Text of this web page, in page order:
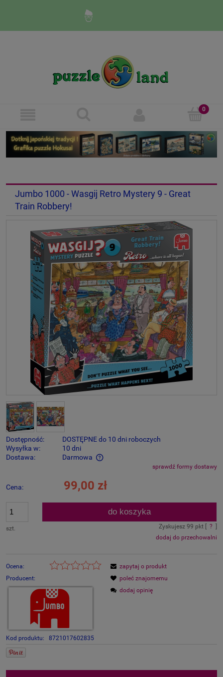
Jumbo 1000 - Wasgij Retro Mystery 9 - Great
Train Robbery!
Dostępność:
DOSTĘPNE do 10 dni roboczych
Wysyłka w:
10 dni
Dostawa:
Darmowa
Cena nie zawiera ewentualnych kosztów płatnościsprawdź formy dostawy
Cena: 99,00 zł
szt.
do koszyka
Zyskujesz 99 pkt [ ? ]
dodaj do przechowalni
Ocena:
Producent:
Kod produktu: 8721017602835
zapytaj o produkt
poleć znajomemu
dodaj opinię